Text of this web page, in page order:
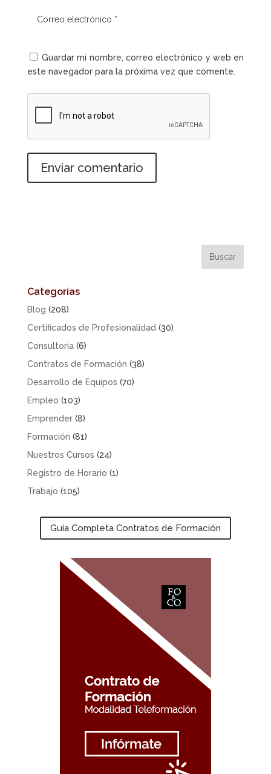
Guardar mi nombre, correo electrónico y web en
este navegador para la próxima vez que comente.
Categorías
Blog (208)
Certificados de Profesionalidad (30)
Consultoria(6)
Contratos de Formación (38)
Desarrollo de Equipos (70)
Empleo (103)
Emprender(8)
Formación (81)
Nuestros Cursos (24)
Registro de Horario (1)
Trabajo (105)
Guía Completa Contratos de Formación